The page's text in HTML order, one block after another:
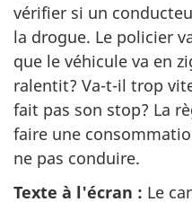
vérifier si un
la drogue. Le policier
que le véhicule va en
ralentit? Va-t-il trop
fait pas son stop? La
faire une
ne pas conduire.
Texte à l'écran : Le